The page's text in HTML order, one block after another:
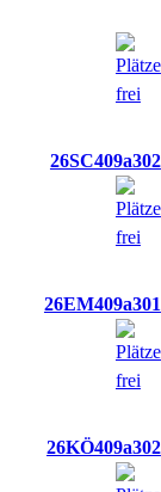
26SC409a302
26EM409a301
26KÖ409a302